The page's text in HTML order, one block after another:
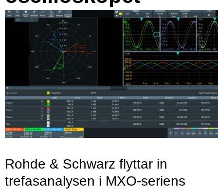
Rohde & Schwarz flyttar in
trefasanalysen i MXO-seriens